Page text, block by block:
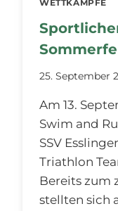
WETTKÄMPFE
25. September
Am 13.
Swim and
SSV
Triathlon
Bereits zum
stellten sich